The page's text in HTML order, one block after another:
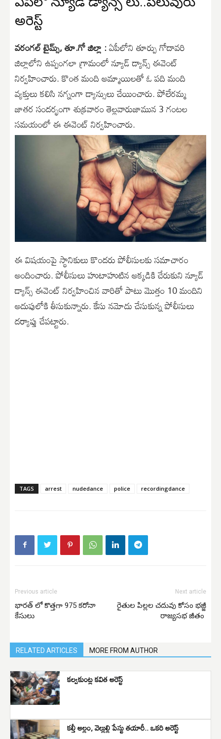
అరెస్ట్
వరంగల్ టైమ్స్, తూ.గో జిల్లా :ఏపీలోని తూర్పు గోదావరి
జిల్లాలోని ఉప్పంగలా గ్రామంలో న్యూడ్ డ్యాన్స్ ఈవెంట్
నిర్వహించారు. కొంత మంది అమ్మాయిలతో ఓ పది మంది
వ్యక్తులు కలిసి నగ్నంగా డ్యాన్సులు చేయించారు. పోలేరమ్మ
జాతర సందర్భంగా శుక్రవారం తెల్లవారుజామున 3 గంటల
సమయంలో ఈ ఈవెంట్ నిర్వహించారు.
ఈ విషయంపై స్థానికులు కొందరు పోలీసులకు సమాచారం
అందించారు. పోలీసులు హుటాహుటిన అక్కడికి చేరుకుని న్యూడ్
డ్యాన్స్ ఈవెంట్ నిర్వహించిన వారితో పాటు మొత్తం 10 మందిని
అదుపులోకి తీసుకున్నారు. కేసు నమోదు చేసుకున్న పోలీసులు
దర్యాప్తు చేపట్టారు.
TAGS arrest nudedance police recordingdance
Previous article
భారత్ లో కొత్తగా 975 కరోనా
కేసులు
Next article
రైతుల పిల్లల చదువు కోసం భజ్జీ
రాజ్యసభ జీతం
RELATED ARTICLES MORE FROM AUTHOR
కల్వకుంట్ల కవిత అరెస్ట్
కల్తీ అల్లం, వెల్లుల్లి పేస్టు తయారీ.. ఒకరి అరెస్ట్